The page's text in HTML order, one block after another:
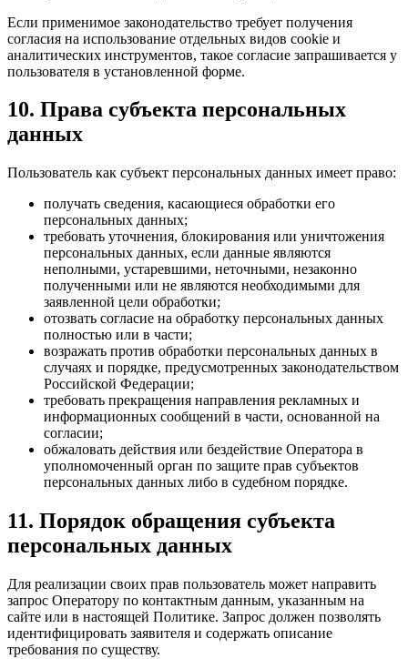
Если применимое законодательство требует получения
согласия на использование отдельных видов cookie и
аналитических инструментов, такое согласие запрашивается у
пользователя в установленной форме.
10. Права субъекта персональных
данных
Пользователь как субъект персональных данных имеет право:
получать сведения, касающиеся обработки его
персональных данных;
требовать уточнения, блокирования или уничтожения
персональных данных, если данные являются
неполными, устаревшими, неточными, незаконно
полученными или не являются необходимыми для
заявленной цели обработки;
отозвать согласие на обработку персональных данных
полностью или в части;
возражать против обработки персональных данных в
случаях и порядке, предусмотренных законодательством
Российской Федерации;
требовать прекращения направления рекламных и
информационных сообщений в части, основанной на
согласии;
обжаловать действия или бездействие Оператора в
уполномоченный орган по защите прав субъектов
персональных данных либо в судебном порядке.
11. Порядок обращения субъекта
персональных данных
Для реализации своих прав пользователь может направить
запрос Оператору по контактным данным, указанным на
сайте или в настоящей Политике. Запрос должен позволять
идентифицировать заявителя и содержать описание
требования по существу.